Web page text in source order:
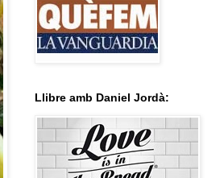
Llibre amb Daniel Jordà: